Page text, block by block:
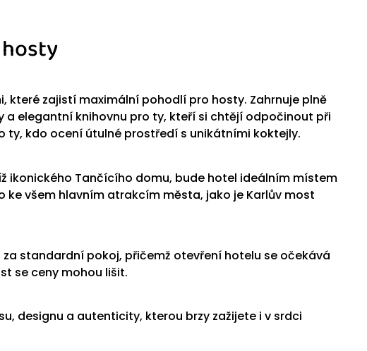
které zajistí maximální pohodlí pro hosty. Zahrnuje plně
elegantní knihovnu pro ty, kteří si chtějí odpočinout při
kdo ocení útulné prostředí s unikátními koktejly.
ikonického Tančícího domu, bude hotel ideálním místem
všem hlavním atrakcím města, jako je Karlův most
standardní pokoj, přičemž otevření hotelu se očekává
se ceny mohou lišit.
designu a autenticity, kterou brzy zažijete i v srdci